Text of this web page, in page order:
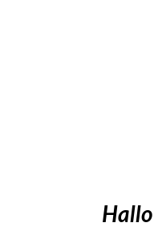
Hallo